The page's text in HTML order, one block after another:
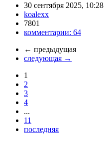
30 сентября 2025, 10:28
koalexx
7801
комментарии: 64
← предыдущая
следующая →
1
2
3
4
...
11
последняя